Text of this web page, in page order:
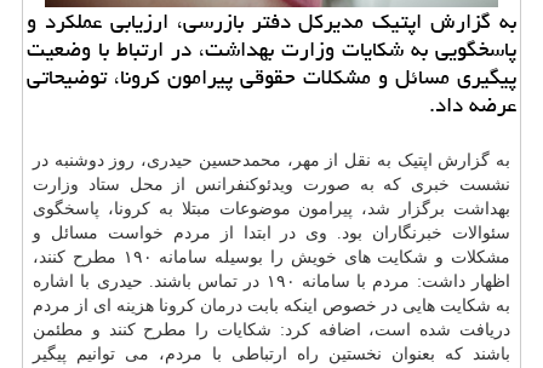
به گزارش اپتیك مدیركل دفتر بازرسی، ارزیابی عملكرد و
پاسخگویی به شكایات وزارت بهداشت، در ارتباط با وضعیت
پیگیری مسائل و مشكلات حقوقی پیرامون كرونا، توضیحاتی
عرضه داد.
به گزارش اپتیک به نقل از مهر، محمدحسین حیدری، روز دوشنبه در
نشست خبری که به صورت ویدئوکنفرانس از محل ستاد وزارت
بهداشت برگزار شد، پیرامون موضوعات مبتلا به کرونا، پاسخگوی
سئوالات خبرنگاران بود. وی در ابتدا از مردم خواست مسائل و
مشکلات و شکایت های خویش را بوسیله سامانه ۱۹۰ مطرح کنند،
اظهار داشت: مردم با سامانه ۱۹۰ در تماس باشند. حیدری با اشاره
به شکایت هایی در خصوص اینکه بابت درمان کرونا هزینه ای از مردم
دریافت شده است، اضافه کرد: شکایات را مطرح کنند و مطئمن
باشند که بعنوان نخستین راه ارتباطی با مردم، می توانیم پیگیر